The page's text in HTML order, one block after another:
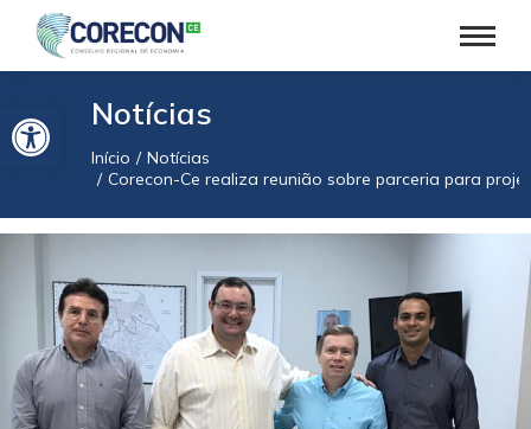
Barra de Ferramentas AbertaNotícias
Você está aqui:
Início
Notícias
Corecon-Ce realiza reunião sobre parceria para